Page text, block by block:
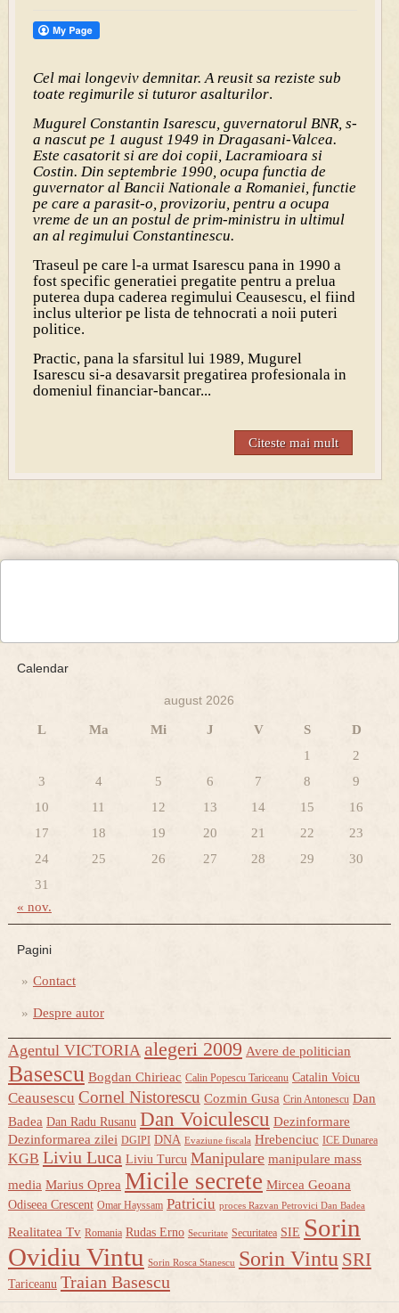
Cel mai longeviv demnitar. A reusit sa reziste sub
toate regimurile si tuturor asalturilor.
Mugurel Constantin Isarescu, guvernatorul BNR, s-
a nascut pe 1 august 1949 in Dragasani-Valcea.
Este casatorit si are doi copii, Lacramioara si
Costin. Din septembrie 1990, ocupa functia de
guvernator al Bancii Nationale a Romaniei, functie
pe care a parasit-o, provizoriu, pentru a ocupa
vreme de un an postul de prim-ministru in ultimul
an al regimului Constantinescu.
Traseul pe care l-a urmat Isarescu pana in 1990 a
fost specific generatiei pregatite pentru a prelua
puterea dupa caderea regimului Ceausescu, el fiind
inclus ulterior pe lista de tehnocrati a noii puteri
politice.
Practic, pana la sfarsitul lui 1989, Mugurel
Isarescu si-a desavarsit pregatirea profesionala in
domeniul financiar-bancar...
Citeste mai mult
Calendar
august 2026
L Ma Mi J V S
D
1
2
3
4 5 6 7 8
9
10
11 12 13 14 15
16
17
18 19 20 21 22
23
24
25 26 27 28 29
30
31
« nov.
Pagini
Contact
Despre autor
Agentul VICTORIA alegeri 2009 Avere de politician
Basescu Bogdan Chirieac Calin Popescu Tariceanu Catalin Voicu
Ceausescu Cornel Nistorescu Cozmin Gusa Crin Antonescu Dan
Badea Dan Radu Rusanu Dan Voiculescu Dezinformare
Dezinformarea zilei DGIPI DNA Evaziune fiscala Hrebenciuc ICE Dunarea
KGB Liviu Luca Liviu Turcu Manipulare manipulare mass
media Marius Oprea Micile secrete Mircea Geoana
Odiseea Crescent Omar Hayssam Patriciu proces Razvan Petrovici Dan Badea
Realitatea Tv Romania Rudas Erno Securitate Securitatea SIE Sorin
Ovidiu Vintu Sorin Rosca Stanescu Sorin Vintu SRI
Tariceanu Traian Basescu